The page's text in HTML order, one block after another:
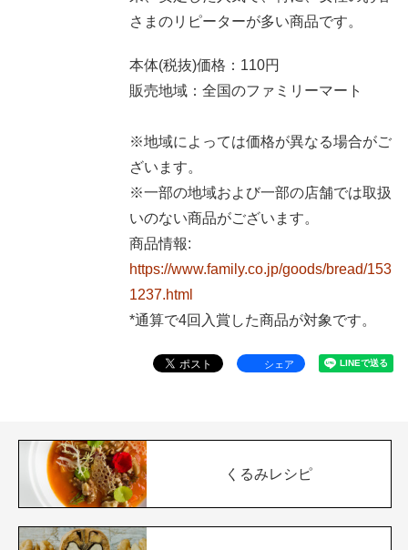
さまのリピーターが多い商品です。
本体(税抜)価格：110円
販売地域：全国のファミリーマート
※地域によっては価格が異なる場合がご
ざいます。
※一部の地域および一部の店舗では取扱
いのない商品がございます。
商品情報:
https://www.family.co.jp/goods/bread/153
1237.html
*通算で4回入賞した商品が対象です。
シェア
くるみレシピ